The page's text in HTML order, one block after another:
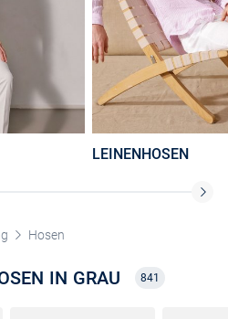
LEINENHOSEN
Hosen
IN GRAU 841